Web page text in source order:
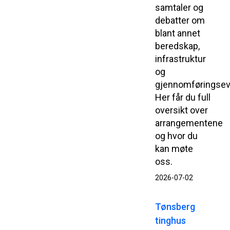
samtaler og
debatter om
blant annet
beredskap,
infrastruktur
og
Her får du full
oversikt over
arrangementene
og hvor du
kan møte
oss.
2026-07-02
Tønsberg
tinghus